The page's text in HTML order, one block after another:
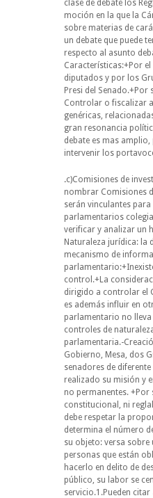
clase de debate los
moción en la que la
sobre materias de
un debate que puede
respecto al asunto
Características:+Por
diputados y por los
Presi del Senado.+Por
Controlar o fiscalizar
genéricas,
gran resonancia
debate es mas
intervenir los
.c)Comisiones de
nombrar Comisiones
serán vinculantes
parlamentarios
verificar y analizar un
Naturaleza jurídica:
mecanismo de
control.+La
dirigido a controlar el
es además influir en
parlamentario no
controles de
parlamentaria.-
Gobierno, Mesa, dos
senadores de
realizado su misión y
no permanentes.
constitucional, ni
debe respetar la
determina el número
su objeto: versa sobre
personas que están
hacerlo en delito de
público, su labor se
servicio.1.Pueden